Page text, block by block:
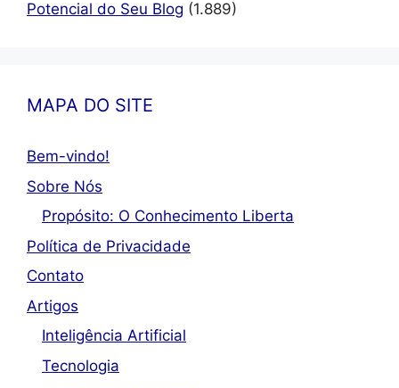
Potencial do Seu Blog (1.889)
MAPA DO SITE
Bem-vindo!
Sobre Nós
Propósito: O Conhecimento Liberta
Política de Privacidade
Contato
Artigos
Inteligência Artificial
Tecnologia